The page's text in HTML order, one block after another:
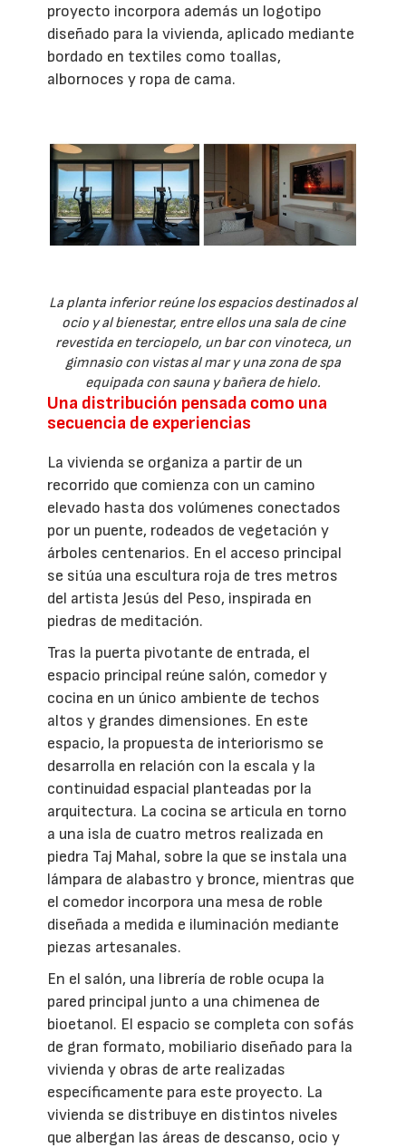
proyecto incorpora además un logotipo
diseñado para la vivienda, aplicado mediante
bordado en textiles como toallas,
albornoces y ropa de cama.
La planta inferior reúne los espacios destinados al
ocio y al bienestar, entre ellos una sala de cine
revestida en terciopelo, un bar con vinoteca, un
gimnasio con vistas al mar y una zona de spa
equipada con sauna y bañera de hielo.
Una distribución pensada como una
secuencia de experiencias
La vivienda se organiza a partir de un
recorrido que comienza con un camino
elevado hasta dos volúmenes conectados
por un puente, rodeados de vegetación y
árboles centenarios. En el acceso principal
se sitúa una escultura roja de tres metros
del artista Jesús del Peso, inspirada en
piedras de meditación.
Tras la puerta pivotante de entrada, el
espacio principal reúne salón, comedor y
cocina en un único ambiente de techos
altos y grandes dimensiones. En este
espacio, la propuesta de interiorismo se
desarrolla en relación con la escala y la
continuidad espacial planteadas por la
arquitectura. La cocina se articula en torno
a una isla de cuatro metros realizada en
piedra Taj Mahal, sobre la que se instala una
lámpara de alabastro y bronce, mientras que
el comedor incorpora una mesa de roble
diseñada a medida e iluminación mediante
piezas artesanales.
En el salón, una librería de roble ocupa la
pared principal junto a una chimenea de
bioetanol. El espacio se completa con sofás
de gran formato, mobiliario diseñado para la
vivienda y obras de arte realizadas
específicamente para este proyecto. La
vivienda se distribuye en distintos niveles
que albergan las áreas de descanso, ocio y